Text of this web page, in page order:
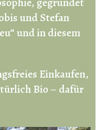
und Stefan
und in diesem
Einkaufen,
Bio – dafür